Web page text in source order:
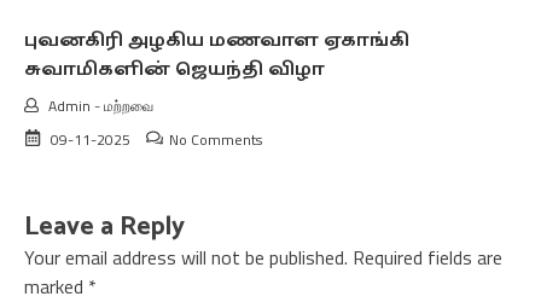
புவனகிரி அழகிய மணவாள ஏகாங்கி
சுவாமிகளின் ஜெயந்தி விழா
Admin -மற்றவை
09-11-2025
No Comments
Leave a Reply
Your email address will not be published. Required fields are
marked *